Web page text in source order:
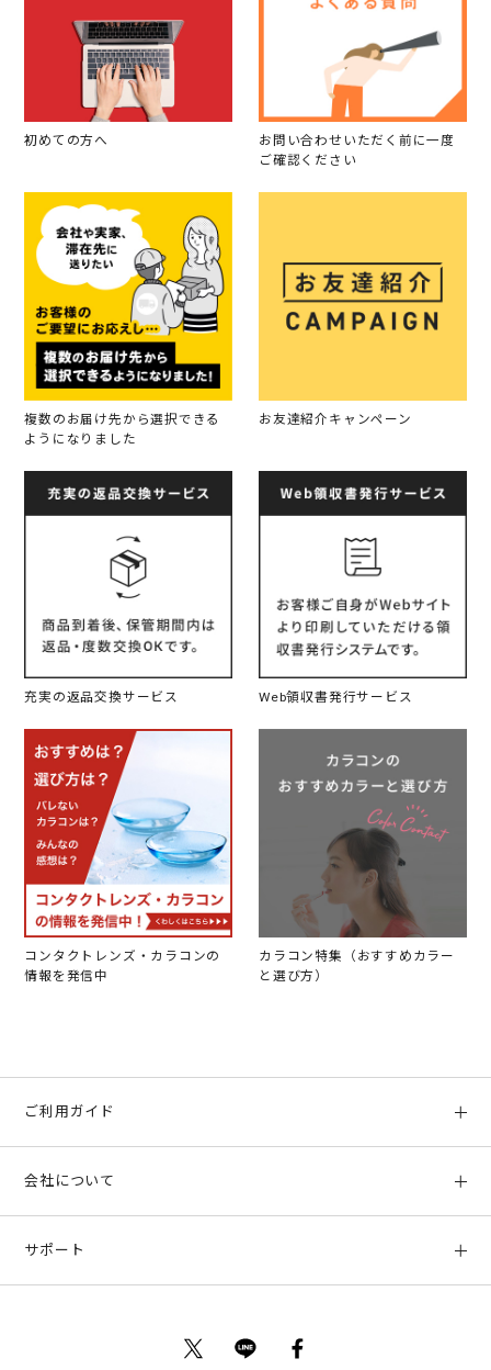
初めての方へ
お問い合わせいただく前に一度
ご確認ください
複数のお届け先から選択できる
ようになりました
お友達紹介キャンペーン
充実の返品交換サービス Web領収書発行サービス
コンタクトレンズ・カラコンの
情報を発信中
カラコン特集（おすすめカラー
と選び方）
ご利用ガイド
お支払い方法、配送について
返品について
会社について
サポート